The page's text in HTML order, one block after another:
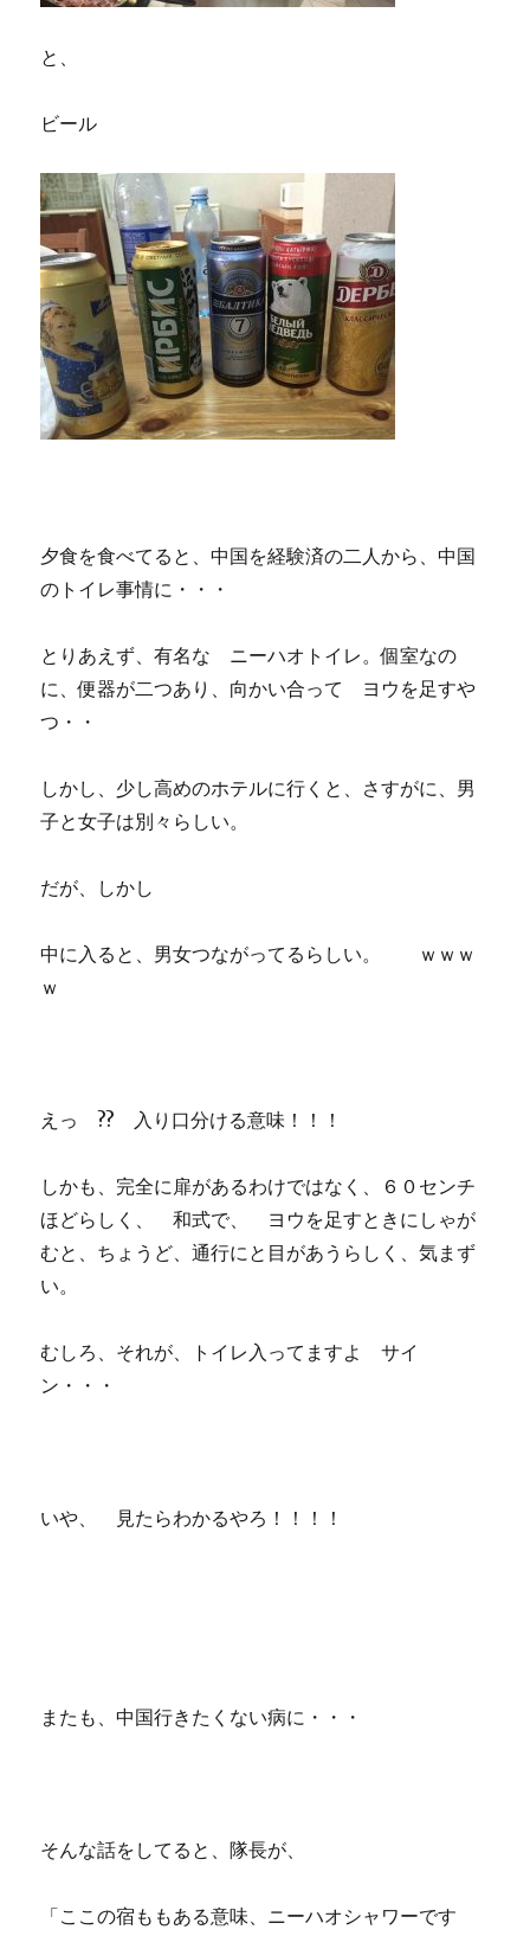
と、
ビール
夕食を食べてると、中国を経験済の二人から、中国
のトイレ事情に・・・
とりあえず、有名な ニーハオトイレ。個室なの
に、便器が二つあり、向かい合って ヨウを足すや
つ・・
しかし、少し高めのホテルに行くと、さすがに、男
子と女子は別々らしい。
だが、しかし
中に入ると、男女つながってるらしい。 ｗｗｗ
ｗ
えっ ?? 入り口分ける意味！！！
しかも、完全に扉があるわけではなく、６０センチ
ほどらしく、 和式で、 ヨウを足すときにしゃが
むと、ちょうど、通行にと目があうらしく、気まず
い。
むしろ、それが、トイレ入ってますよ サイ
ン・・・
いや、 見たらわかるやろ！！！！
またも、中国行きたくない病に・・・
そんな話をしてると、隊長が、
「ここの宿ももある意味、ニーハオシャワーです